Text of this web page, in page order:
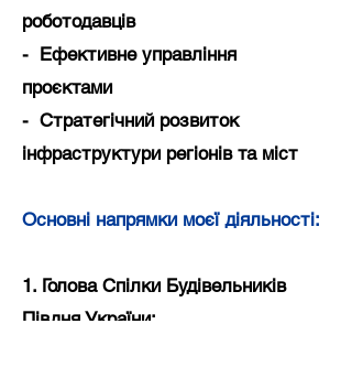
роботодавців
- Ефективне управління
проєктами
- Стратегічний розвиток
інфраструктури регіонів та міст
Основні напрямки моєї діяльності:
1. Голова Спілки Будівельників
Півдня України: